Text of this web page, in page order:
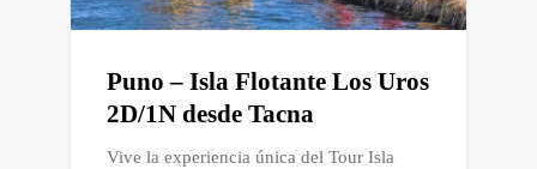
Puno – Isla Flotante Los Uros
2D/1N desde Tacna
Vive la experiencia única del Tour Isla